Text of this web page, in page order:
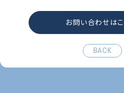
お問い合わせは
BACK